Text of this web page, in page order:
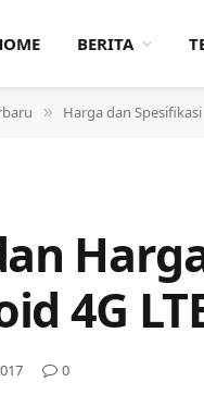
BERITA
» Harga dan Spesifikasi
4G
0